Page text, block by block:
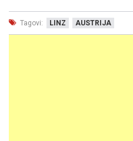
Tagovi: LINZ AUSTRIJA